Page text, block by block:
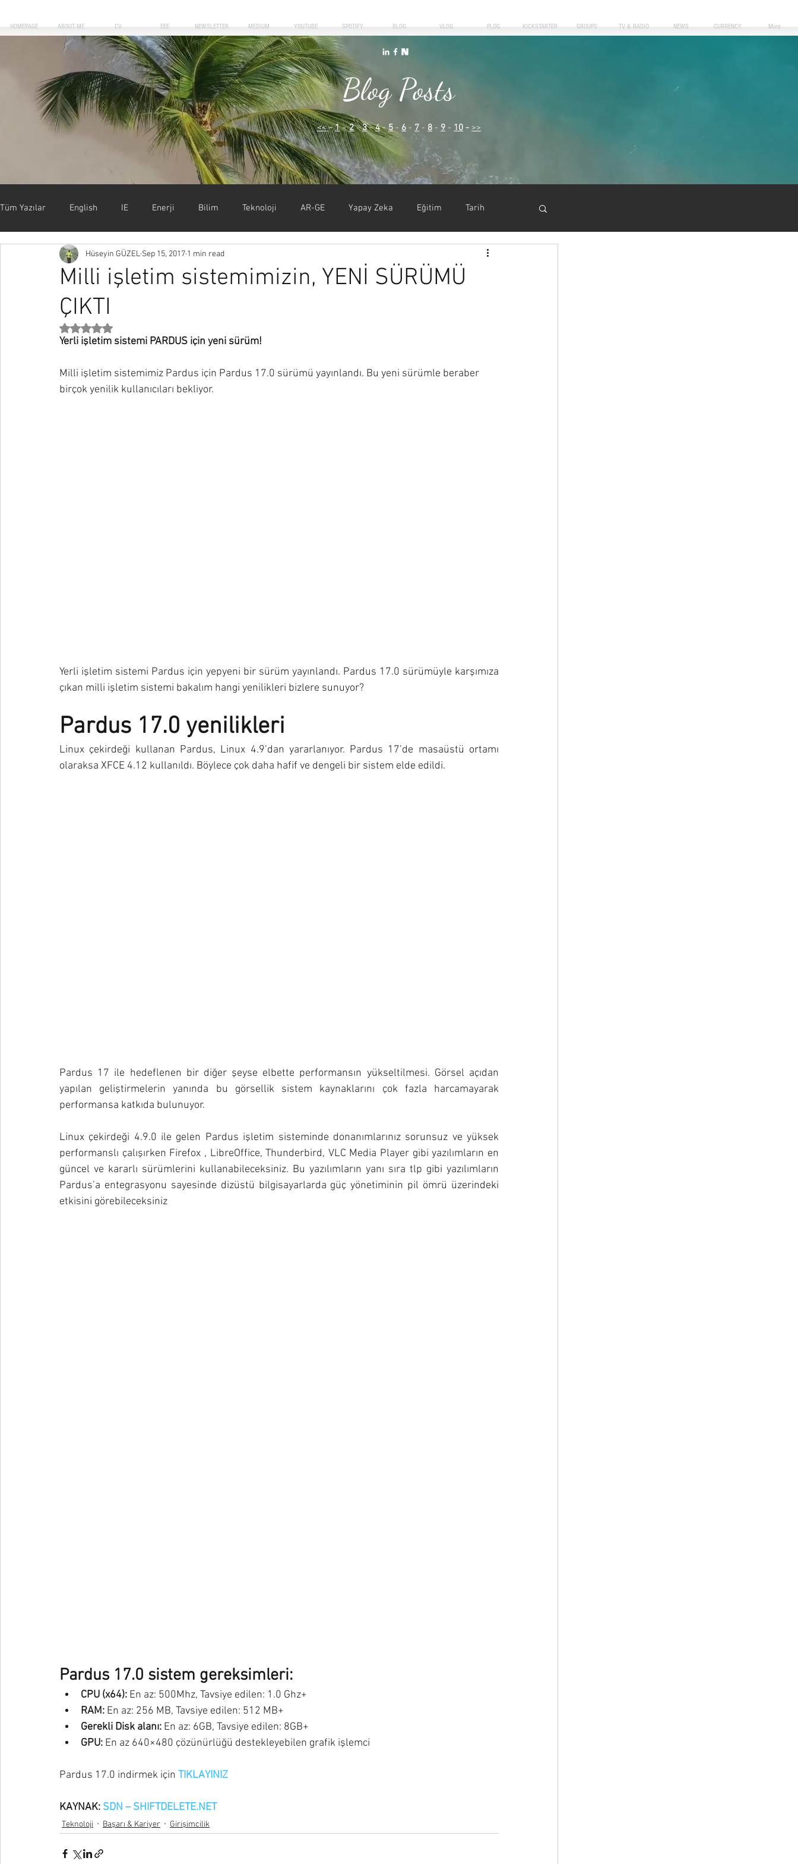
HOMEPAGE ABOUT ME CV EEE NEWSLETTER MEDIUM YOUTUBE SPOTIFY BLOG VLOG PLOG KICKSTARTER GROUPS TV & RADIO NEWS CURRENCY More
Blog Posts
<< -1 - 2-3 -4 -5 - 6 - 7 - 8 - 9 - 10 - >>
Blog Posts
Tüm Yazılar English IE Enerji Bilim Teknoloji AR-GE Yapay Zeka Eğitim Tarih
Uygulamalar Motivasyon Forbes Başarı & Kariyer
Pazarlama
Milli işletim sistemimizin, YENİ SÜRÜMÜ
ÇIKTI
Hüseyin GÜZEL Sep 15, 2017 1 min read
Rated NaN out of 5 stars.
Yerli işletim sistemi PARDUS için yeni sürüm!
Milli işletim sistemimiz Pardus için Pardus 17.0 sürümü yayınlandı. Bu yeni sürümle beraber
birçok yenilik kullanıcıları bekliyor.
Yerli işletim sistemi Pardus için yepyeni bir sürüm yayınlandı. Pardus 17.0 sürümüyle karşımıza
çıkan milli işletim sistemi bakalım hangi yenilikleri bizlere sunuyor?
Pardus 17.0 yenilikleri
Linux çekirdeği kullanan Pardus, Linux 4.9’dan yararlanıyor. Pardus 17’de masaüstü ortamı
olaraksa XFCE 4.12 kullanıldı. Böylece çok daha hafif ve dengeli bir sistem elde edildi.
Pardus 17 ile hedeflenen bir diğer şeyse elbette performansın yükseltilmesi. Görsel açıdan
yapılan geliştirmelerin yanında bu görsellik sistem kaynaklarını çok fazla harcamayarak
performansa katkıda bulunuyor.
Linux çekirdeği 4.9.0 ile gelen Pardus işletim sisteminde donanımlarınız sorunsuz ve yüksek
performanslı çalışırken Firefox , LibreOffice, Thunderbird, VLC Media Player gibi yazılımların en
güncel ve kararlı sürümlerini kullanabileceksiniz. Bu yazılımların yanı sıra tlp gibi yazılımların
Pardus’a entegrasyonu sayesinde dizüstü bilgisayarlarda güç yönetiminin pil ömrü üzerindeki
etkisini görebileceksiniz
Pardus 17.0 sistem gereksimleri:
CPU (x64): En az: 500Mhz, Tavsiye edilen: 1.0 Ghz+
RAM: En az: 256 MB, Tavsiye edilen: 512 MB+
Gerekli Disk alanı: En az: 6GB, Tavsiye edilen: 8GB+
GPU: En az 640×480 çözünürlüğü destekleyebilen grafik işlemci
Pardus 17.0 indirmek için TIKLAYINIZ
KAYNAK: SDN – SHIFTDELETE.NET
Teknoloji Başarı & Kariyer Girişimcilik